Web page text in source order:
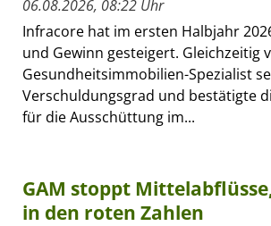
06.08.2026, 08:22 Uhr
Infracore hat im ersten Halbjahr
und Gewinn gesteigert. Gleichzeitig
Gesundheitsimmobilien-Spezialist
Verschuldungsgrad und bestätigte
für die Ausschüttung im...
GAM stoppt
in den roten Zahlen